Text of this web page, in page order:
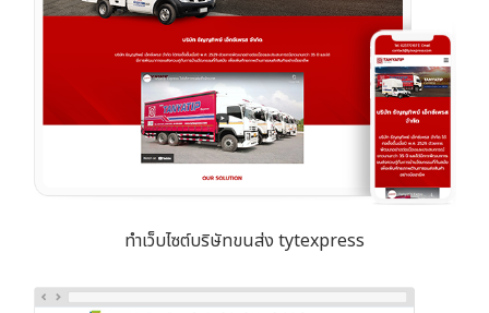
ทำเว็บไซต์บริษัทขนส่ง tytexpress